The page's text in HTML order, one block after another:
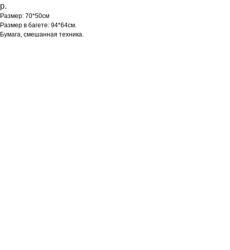
р.
Размер: 70*50см
Размер в багете: 94*64см.
Бумага, смешанная техника.